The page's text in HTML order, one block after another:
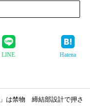
LINE Hatena
」は禁物 締結部設計で押さ